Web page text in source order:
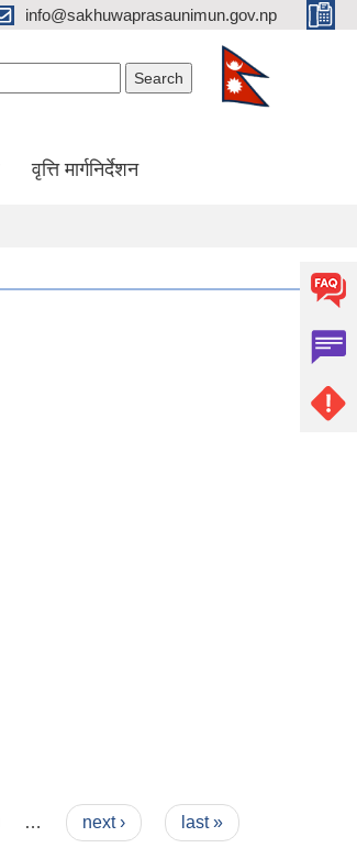
info@sakhuwaprasaunimun.gov.np
वृत्ति मार्गनिर्देशन
… next › last »